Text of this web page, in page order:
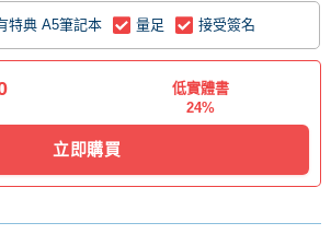
特典 A5筆記本 量足 接受簽名
低實體書
24%
立即購買